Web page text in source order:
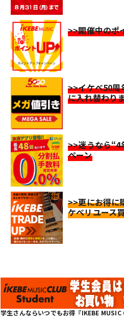
>>開催中のポ
>>イケベ50周
に入れ替わり
>>迷うなら“4
ペーン
>>更にお得に
ケベリユース
学生さんならいつでもお得『IKEBE